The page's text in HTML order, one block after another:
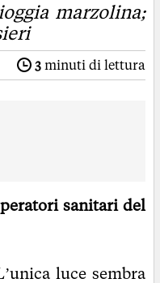
marzolina;
3 minuti di lettura
sanitari del
luce sembra